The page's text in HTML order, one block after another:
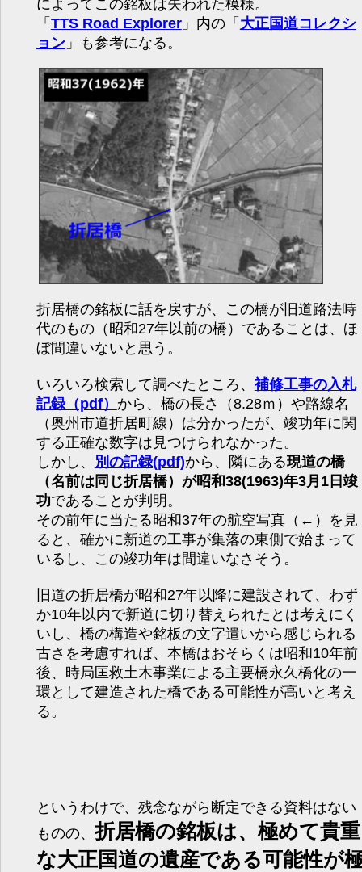
によってこの銘板は失われた模様。
「 TTS Road Explorer」内の「 大正国道コレクシ
ョン」も参考になる。
折居橋の銘板に話を戻すが、この橋が旧道路法時
代のもの（昭和27年以前の橋）であることは、ほ
ぼ間違いないと思う。
いろいろ検索して調べたところ、 補修工事の入札
記録（pdf） から、橋の長さ（8.28ｍ）や路線名
（奥州市道折居町線）は分かったが、竣功年に関
する正確な数字は見つけられなかった。
しかし、
別の記録(pdf)から、隣にある現道の橋
（名前は同じ折居橋）が昭和38(1963)年3月1日竣
功であることが判明。
その前年に当たる昭和37年の航空写真（←）を見
ると、確かに新道の工事が集落の東側で始まって
いるし、この竣功年は間違いなさそう。
旧道の折居橋が昭和27年以降に建設されて、わず
か10年以内で新道に切り替えられたとは考えにく
いし、橋の構造や銘板の文字遣いから感じられる
古さを考慮すれば、本橋はおそらくは昭和10年前
後、時局匡救土木事業による主要橋永久橋化の一
環として建造された橋である可能性が高いと考え
る。
というわけで、残念ながら断定できる資料はない
ものの、折居橋の銘板は、極めて貴重
な大正国道の遺産である可能性が